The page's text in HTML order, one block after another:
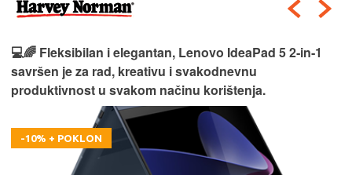
🎮⚡ Moćan i spreman za izazove, Lenovo LOQ 15
donosi vrhunske performanse za gaming i zahtjevne
zadatke bez kompromisa.
-100 € + POKLON